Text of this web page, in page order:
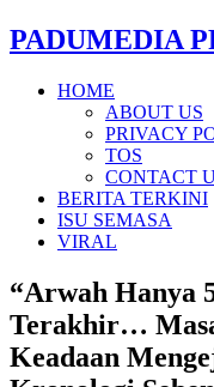
PADUMEDIA
HOME
ABOUT US
PRIVACY
TOS
CONTACT
BERITA TERKINI
ISU SEMASA
VIRAL
“Arwah Hanya
Terakhir…
Keadaan